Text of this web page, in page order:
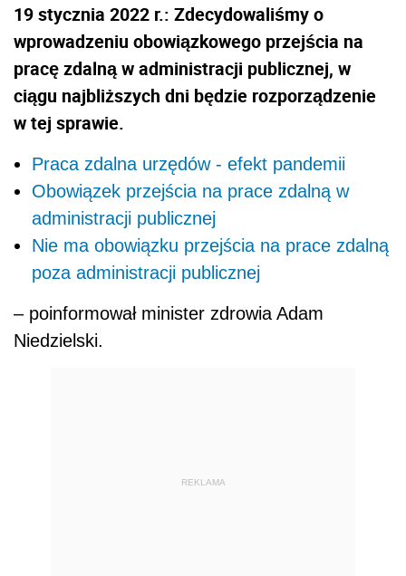
19 stycznia 2022 r.: Zdecydowaliśmy o
wprowadzeniu obowiązkowego przejścia na
pracę zdalną w administracji publicznej, w
ciągu najbliższych dni będzie rozporządzenie
w tej sprawie.
Praca zdalna urzędów - efekt pandemii
Obowiązek przejścia na prace zdalną w
administracji publicznej
Nie ma obowiązku przejścia na prace zdalną
poza administracji publicznej
– poinformował minister zdrowia Adam
Niedzielski.
REKLAMA